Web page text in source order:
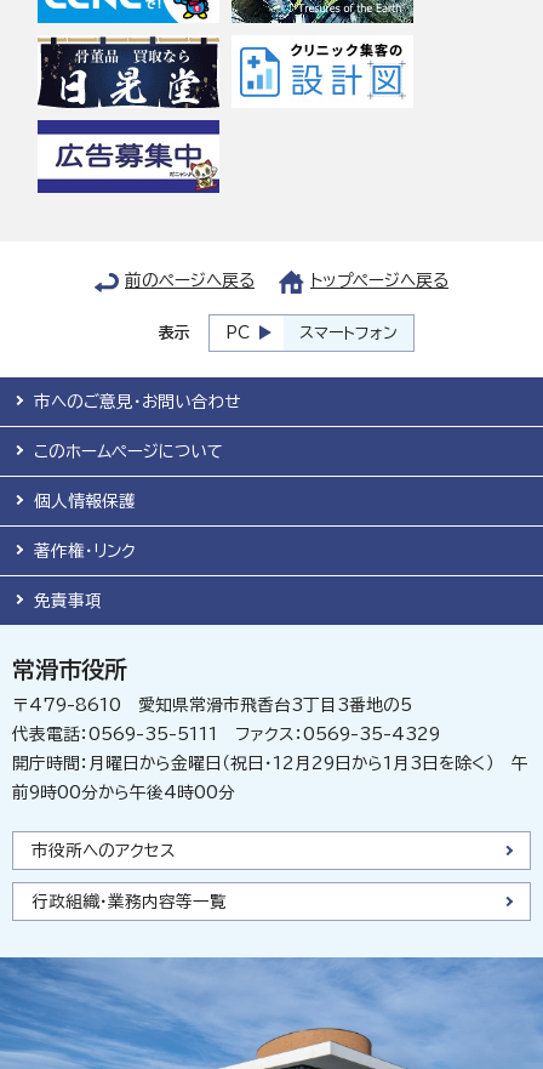
前のページへ戻る トップページへ戻る
表示 PC スマートフォン
市へのご意見・お問い合わせ
このホームページについて
個人情報保護
著作権・リンク
免責事項
常滑市役所
〒479-8610 愛知県常滑市飛香台3丁目3番地の5
代表電話：0569-35-5111 ファクス：0569-35-4329
開庁時間：月曜日から金曜日（祝日・12月29日から1月3日を除く） 午
前9時00分から午後4時00分
市役所へのアクセス
行政組織・業務内容等一覧